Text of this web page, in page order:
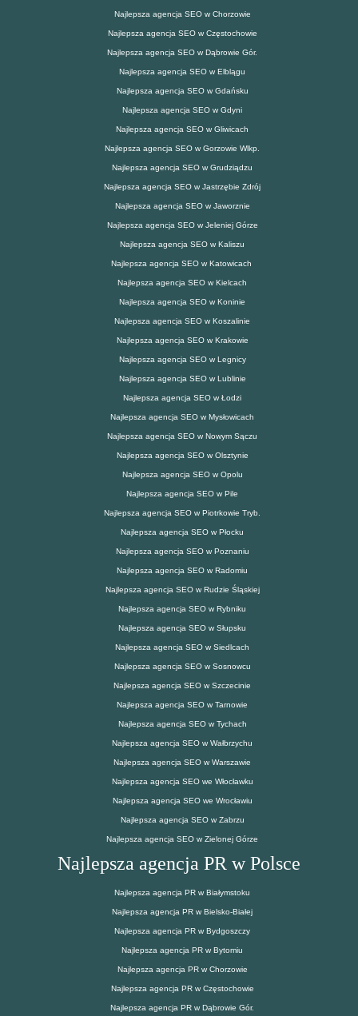
Najlepsza agencja SEO w Chorzowie
Najlepsza agencja SEO w Częstochowie
Najlepsza agencja SEO w Dąbrowie Gór.
Najlepsza agencja SEO w Elblągu
Najlepsza agencja SEO w Gdańsku
Najlepsza agencja SEO w Gdyni
Najlepsza agencja SEO w Gliwicach
Najlepsza agencja SEO w Gorzowie Wlkp.
Najlepsza agencja SEO w Grudziądzu
Najlepsza agencja SEO w Jastrzębie Zdrój
Najlepsza agencja SEO w Jaworznie
Najlepsza agencja SEO w Jeleniej Górze
Najlepsza agencja SEO w Kaliszu
Najlepsza agencja SEO w Katowicach
Najlepsza agencja SEO w Kielcach
Najlepsza agencja SEO w Koninie
Najlepsza agencja SEO w Koszalinie
Najlepsza agencja SEO w Krakowie
Najlepsza agencja SEO w Legnicy
Najlepsza agencja SEO w Lublinie
Najlepsza agencja SEO w Łodzi
Najlepsza agencja SEO w Mysłowicach
Najlepsza agencja SEO w Nowym Sączu
Najlepsza agencja SEO w Olsztynie
Najlepsza agencja SEO w Opolu
Najlepsza agencja SEO w Pile
Najlepsza agencja SEO w Piotrkowie Tryb.
Najlepsza agencja SEO w Płocku
Najlepsza agencja SEO w Poznaniu
Najlepsza agencja SEO w Radomiu
Najlepsza agencja SEO w Rudzie Śląskiej
Najlepsza agencja SEO w Rybniku
Najlepsza agencja SEO w Słupsku
Najlepsza agencja SEO w Siedlcach
Najlepsza agencja SEO w Sosnowcu
Najlepsza agencja SEO w Szczecinie
Najlepsza agencja SEO w Tarnowie
Najlepsza agencja SEO w Tychach
Najlepsza agencja SEO w Wałbrzychu
Najlepsza agencja SEO w Warszawie
Najlepsza agencja SEO we Włocławku
Najlepsza agencja SEO we Wrocławiu
Najlepsza agencja SEO w Zabrzu
Najlepsza agencja SEO w Zielonej Górze
Najlepsza agencja PR w Polsce
Najlepsza agencja PR w Białymstoku
Najlepsza agencja PR w Bielsko-Białej
Najlepsza agencja PR w Bydgoszczy
Najlepsza agencja PR w Bytomiu
Najlepsza agencja PR w Chorzowie
Najlepsza agencja PR w Częstochowie
Najlepsza agencja PR w Dąbrowie Gór.